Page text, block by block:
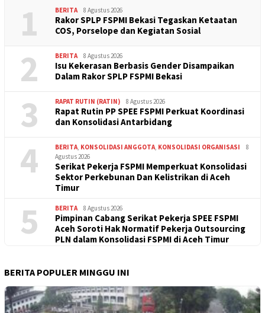
1 BERITA 8 Agustus 2026
Rakor SPLP FSPMI Bekasi Tegaskan Ketaatan
COS, Porselope dan Kegiatan Sosial
2 BERITA 8 Agustus 2026
Isu Kekerasan Berbasis Gender Disampaikan
Dalam Rakor SPLP FSPMI Bekasi
3 RAPAT RUTIN (RATIN) 8 Agustus 2026
Rapat Rutin PP SPEE FSPMI Perkuat Koordinasi
dan Konsolidasi Antarbidang
4 BERITA, KONSOLIDASI ANGGOTA, KONSOLIDASI ORGANISASI
8
Agustus 2026
Serikat Pekerja FSPMI Memperkuat Konsolidasi
Sektor Perkebunan Dan Kelistrikan di Aceh
Timur
5 BERITA 8 Agustus 2026
Pimpinan Cabang Serikat Pekerja SPEE FSPMI
Aceh Soroti Hak Normatif Pekerja Outsourcing
PLN dalam Konsolidasi FSPMI di Aceh Timur
BERITA POPULER MINGGU INI